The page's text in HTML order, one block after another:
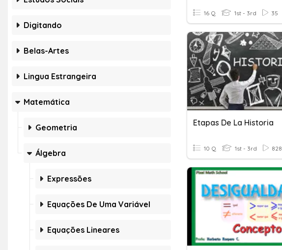
Digitando
Belas-Artes
Lingua Estrangeira
Matemática
Geometria
Álgebra
Expressões
Equações De Uma Variável
Equações Lineares
16 Q 1st - 3rd 35
Etapas De La Historia
10 Q 1st - 3rd 828